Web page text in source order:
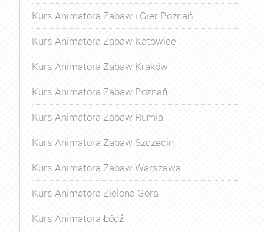
Kurs Animatora Zabaw i Gier Poznań
Kurs Animatora Zabaw Katowice
Kurs Animatora Zabaw Kraków
Kurs Animatora Zabaw Poznań
Kurs Animatora Zabaw Rumia
Kurs Animatora Zabaw Szczecin
Kurs Animatora Zabaw Warszawa
Kurs Animatora Zielona Góra
Kurs Animatora Łódź